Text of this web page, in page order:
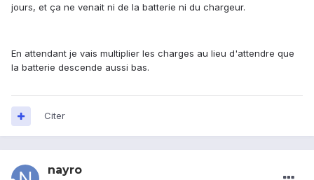
jours, et ça ne venait ni de la batterie ni du chargeur.
En attendant je vais multiplier les charges au lieu d'attendre que
la batterie descende aussi bas.
Citer
nayro